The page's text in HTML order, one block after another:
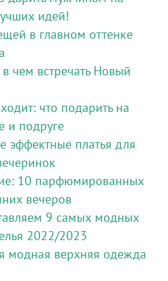
идей!
в главном оттенке
чем встречать Новый
что подарить на
и подруге
эффектные платья для
10 парфюмированных
вечеров
9 самых модных
2022/2023
модная верхняя одежда